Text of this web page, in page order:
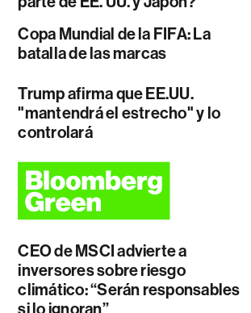
Copa Mundial de la FIFA: La
batalla de las marcas
Trump afirma que EE.UU.
"mantendrá el estrecho" y lo
controlará
CEO de MSCI advierte a
inversores sobre riesgo
climático: “Serán responsables
si lo ignoran”